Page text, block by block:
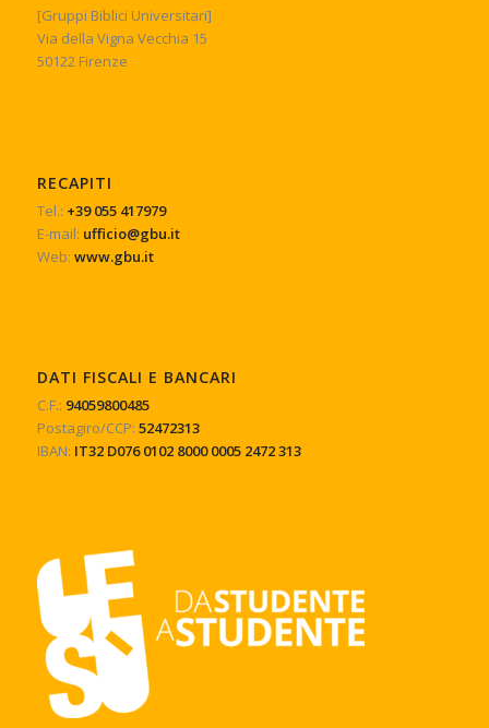
[Gruppi Biblici Universitari]
Via della Vigna Vecchia 15
50122 Firenze
RECAPITI
Tel.: +39 055 417979
E-mail: ufficio@gbu.it
Web: www.gbu.it
DATI FISCALI E BANCARI
C.F.: 94059800485
Postagiro/CCP: 52472313
IBAN: IT32 D076 0102 8000 0005 2472 313